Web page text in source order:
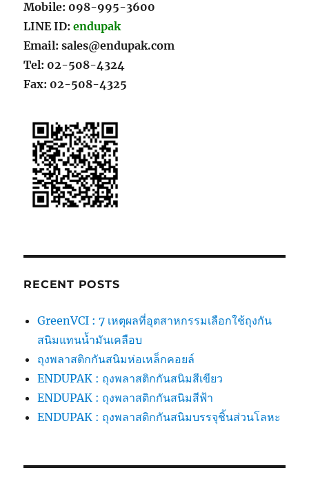
Mobile: 098-995-3600
LINE ID:endupak
Email: sales@endupak.com
Tel: 02-508-4324
Fax: 02-508-4325
RECENT POSTS
GreenVCI : 7 เหตุผลที่อุตสาหกรรมเลือกใช้ถุงกัน
สนิมแทนน้ำมันเคลือบ
ถุงพลาสติกกันสนิมห่อเหล็กคอยล์
ENDUPAK : ถุงพลาสติกกันสนิมสีเขียว
ENDUPAK : ถุงพลาสติกกันสนิมสีฟ้า
ENDUPAK : ถุงพลาสติกกันสนิมบรรจุชิ้นส่วนโลหะ